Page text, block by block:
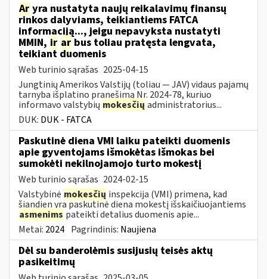
Ar yra nustatyta naujų reikalavimų finansų
rinkos dalyviams, teikiantiems FATCA
informaciją..., jeigu nepavyksta nustatyti
MMIN, ir ar bus toliau pratęsta lengvata,
teikiant duomenis
Web turinio sąrašas 2025-04-15
Jungtinių Amerikos Valstijų (toliau — JAV) vidaus pajamų
tarnyba išplatino pranešimą Nr. 2024-78, kuriuo
informavo valstybių mokesčių administratorius...
DUK: DUK - FATCA
Paskutinė diena VMI laiku pateikti duomenis
apie gyventojams išmokėtas išmokas bei
sumokėti nekilnojamojo turto mokestį
Web turinio sąrašas 2024-02-15
Valstybinė mokesčių inspekcija (VMI) primena, kad
šiandien yra paskutinė diena mokestį išskaičiuojantiems
asmenims pateikti detalius duomenis apie...
Metai: 2024 Pagrindinis: Naujiena
Dėl su banderolėmis susijusių teisės aktų
pasikeitimų